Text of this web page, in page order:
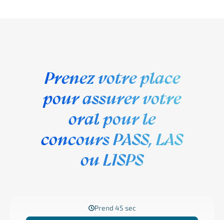
Prenez votre place
pour assurer votre
oral pour le
concours PASS, LAS
ou L1SPS